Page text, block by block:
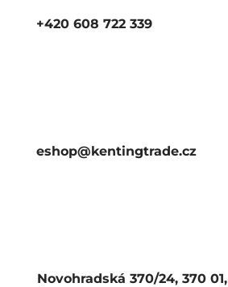
+420 608 722 339
eshop@kentingtrade.cz
Novohradská 370/24, 370 01,